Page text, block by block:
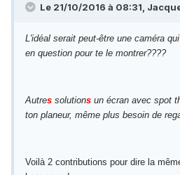
Le 21/10/2016 à 08:31,
L'idéal serait peut-être une caméra qui
en question pour te le montrer????
Autres solutions un écran avec spot
ton planeur, même plus besoin de
Voilà 2 contributions pour dire la